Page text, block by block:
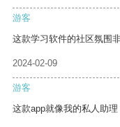
游客
这款学习软件的社区氛围
2024-02-09
游客
这款app就像我的私人助理